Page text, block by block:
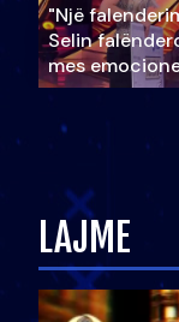
"Një
Selin
mes
LAJME